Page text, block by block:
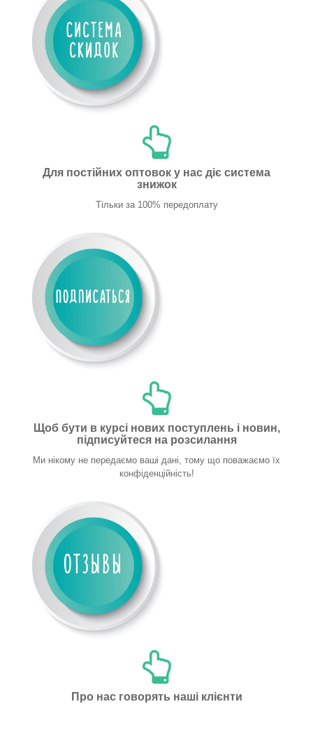
Для постійних оптовок у нас діє система
знижок
Тільки за 100% передоплату
Щоб бути в курсі нових поступлень і новин,
підписуйтеся на розсилання
Ми нікому не передаємо ваші дані, тому що поважаємо їх
конфіденційність!
Про нас говорять наші клієнти